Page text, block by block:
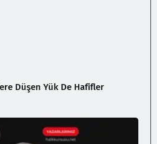
Düşen Yük De Hafifler